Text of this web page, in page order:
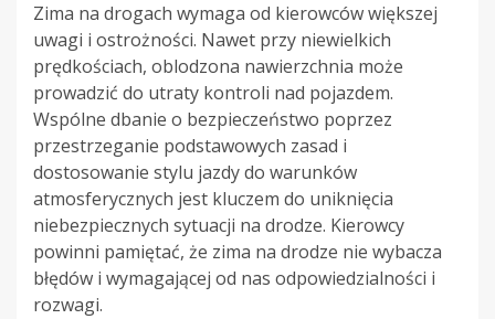
Zima na drogach wymaga od kierowców większej
uwagi i ostrożności. Nawet przy niewielkich
prędkościach, oblodzona nawierzchnia może
prowadzić do utraty kontroli nad pojazdem.
Wspólne dbanie o bezpieczeństwo poprzez
przestrzeganie podstawowych zasad i
dostosowanie stylu jazdy do warunków
atmosferycznych jest kluczem do uniknięcia
niebezpiecznych sytuacji na drodze. Kierowcy
powinni pamiętać, że zima na drodze nie wybacza
błędów i wymagającej od nas odpowiedzialności i
rozwagi.